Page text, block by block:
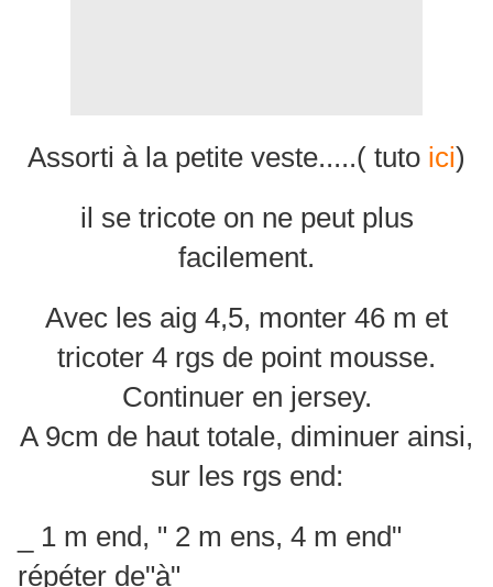
Assorti à la petite veste.....( tuto ici)
il se tricote on ne peut plus
facilement.
Avec les aig 4,5, monter 46 m et
tricoter 4 rgs de point mousse.
Continuer en jersey.
A 9cm de haut totale, diminuer ainsi,
sur les rgs end:
_ 1 m end, " 2 m ens, 4 m end"
répéter de"à"